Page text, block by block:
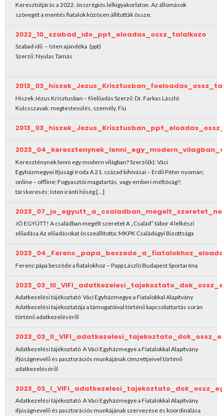
Keresztútjárás a 2022. összrégiós lelkigyakorlaton. Az állomások
szövegét a mentés fiatalok közösen állították össze.
2022_10_szabad_ido_ppt_eloadas_ossz_talalkozo
Szabad idő – Isten ajándéka (ppt)
Szerző: Nyulas Tamás
Hiszek Jézus Krisztusban – főelőadás Szerző: Dr. Farkas László
Kulcsszavak: megtestesülés, személy, Fiú
Kereszténynek lenni egy modern világban? Szerző(k): Váci
Egyházmegyei Ifjúsági Iroda A 21. század kihívásai – Erdő Péter nyomán;
online – offline; Fogyasztói magatartás, vagy emberi méltóság?;
társkeresés; Isten iránti hűség […]
JÓ EGYÜTT! A családban megélt szeretet A „Család” tábor 4 lelkészi
előadása Az előadásokat összeállította: MKPK Családügyi Bizottsága
Ferenc pápa beszéde a fiatalokhoz – Papp László Budapest Sportaréna
Adatkezelési tájékoztató Váci Egyházmegye a Fiatalokkal Alapítvány
Adatkezelési tajékoztatója a támogatóival történő kapcsolattartás során
történő adatkezeléséről
Adatkezelési tájékoztató A Váci Egyházmegye a Fiatalokkal Alapítvány
ifjúságnevelő és pasztorációs munkájának címzettjeivel történő
adatkezeléséről
Adatkezelési tájékoztató A Váci Egyházmegye a Fiatalokkal Alapítvány
ifjúságnevelő és pasztorációs munkájának szervezése és koordinálása